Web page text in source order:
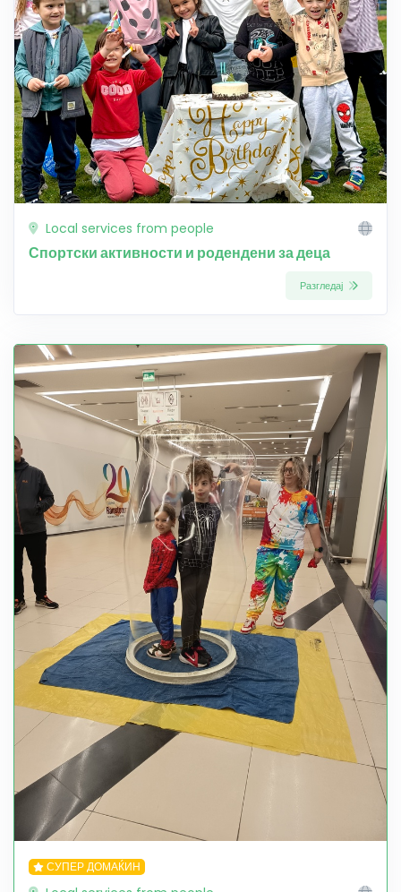
Local services from people
Спортски активности и родендени за деца
Разгледај
СУПЕР ДОМАЌИН